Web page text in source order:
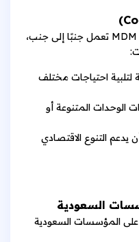
يسمح هذا النمط بوجود عدة أنظمة MDM تعمل جنبًا إلى جنب،
لتلبية احتياجات مختلف
الوحدات المتنوعة أو
يدعم التنوع الاقتصادي
السعودية
على المؤسسات السعودية